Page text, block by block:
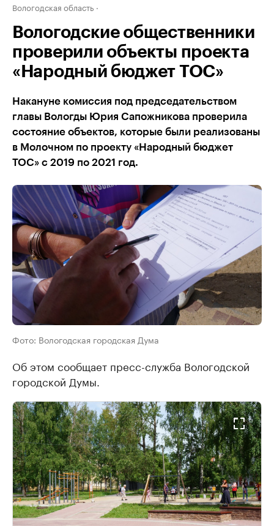
Вологодская область
Вологодские общественники
проверили объекты проекта
«Народный бюджет ТОС»
Накануне комиссия под председательством
главы Вологды Юрия Сапожникова проверила
состояние объектов, которые были реализованы
в Молочном по проекту «Народный бюджет
ТОС» с 2019 по 2021 год.
Фото: Вологодская городская Дума
Об этом сообщает пресс-служба Вологодской
городской Думы.